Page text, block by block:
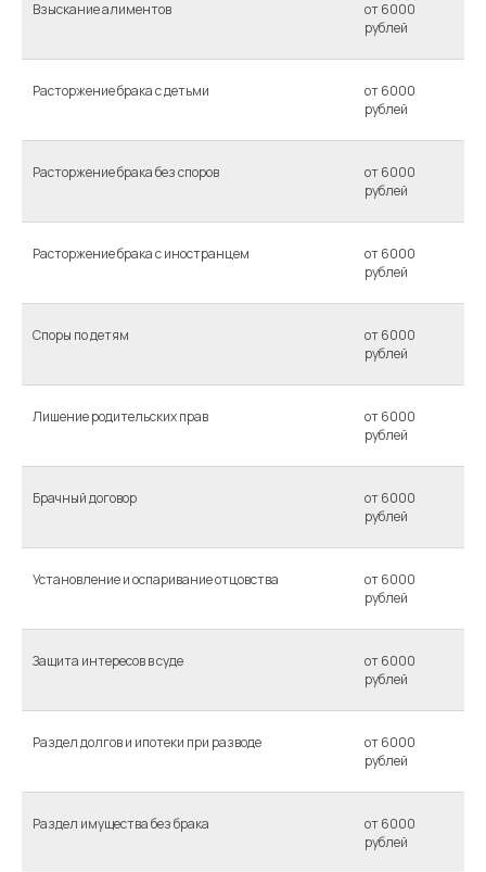
Взыскание алиментов
от 6000
рублей
Расторжение брака с детьми
от 6000
рублей
Расторжение брака без споров
от 6000
рублей
Расторжение брака с иностранцем
от 6000
рублей
Споры по детям
от 6000
рублей
Лишение родительских прав
от 6000
рублей
Брачный договор
от 6000
рублей
Установление и оспаривание отцовства
от 6000
рублей
Защита интересов в суде
от 6000
рублей
Раздел долгов и ипотеки при разводе
от 6000
рублей
Раздел имущества без брака
от 6000
рублей